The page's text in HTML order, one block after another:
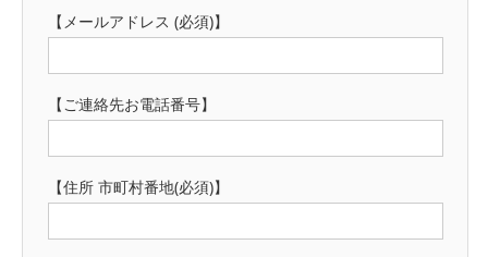
【メールアドレス (必須)】
【ご連絡先お電話番号】
【住所 市町村番地(必須)】